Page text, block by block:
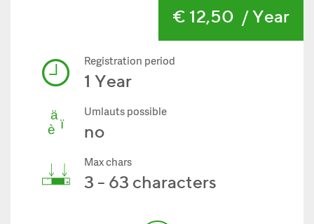
€ 12,50 / Year
Registration period
1 Year
Umlauts possible
no
Max chars
3 - 63 characters